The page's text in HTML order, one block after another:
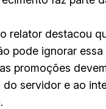
relator destacou
pode ignorar
promoções
servidor e ao